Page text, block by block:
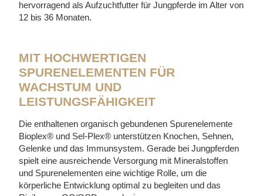
hervorragend als Aufzuchtfutter für Jungpferde im Alter von
12 bis 36 Monaten.
MIT HOCHWERTIGEN
SPURENELEMENTEN FÜR
WACHSTUM UND
LEISTUNGSFÄHIGKEIT
Die enthaltenen organisch gebundenen Spurenelemente
Bioplex® und Sel-Plex® unterstützen Knochen, Sehnen,
Gelenke und das Immunsystem. Gerade bei Jungpferden
spielt eine ausreichende Versorgung mit Mineralstoffen
und Spurenelementen eine wichtige Rolle, um die
körperliche Entwicklung optimal zu begleiten und das